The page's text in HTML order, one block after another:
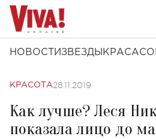
НОВОСТИ ЗВЕЗДЫ КРАСА
КРАСОТА28.11.2019
Как лучше? Леся
показала лицо до